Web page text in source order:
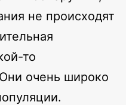
не происходят
то
очень широко